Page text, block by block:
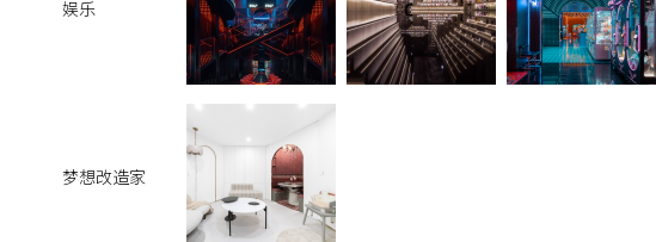
娱乐
梦想改造家